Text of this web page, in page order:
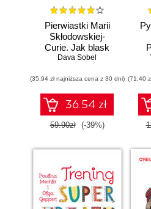
Pierwiastki Marii
Skłodowskiej-
Curie. Jak blask
radu oświetlił drogę
świecie nauki
Dava Sobel
(35,94 zł najniższa cena z 30 dni)
36.54 zł
59.90zł (-39%)
(71,40